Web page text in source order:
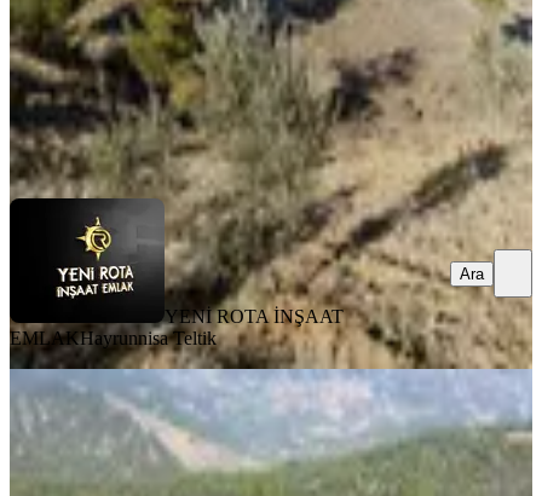
1.400.000 ₺
YENİ ROTA İNŞAAT EMLAK Hayrunnisa Teltik
Ara
YENİ ROTA İNŞAAT
EMLAKHayrunnisa Teltik
Ara
TAKASLI
Yenidemir Köyünde İçinde 1000 Kök
Ekşi Olan Tarla
Onikişubat, Yenidemir Mahallesi